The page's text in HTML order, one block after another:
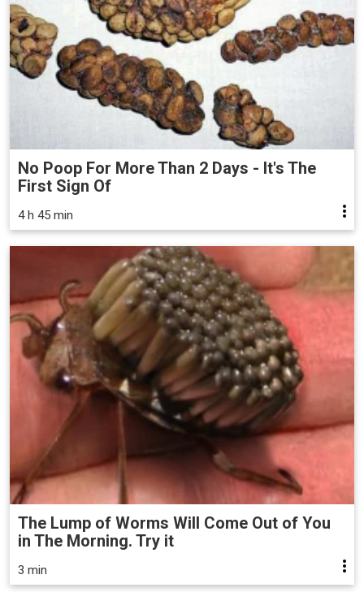
No Poop For More Than 2 Days - It's The
First Sign Of
4 h 45 min
The Lump of Worms Will Come Out of You
in The Morning. Try it
3 min